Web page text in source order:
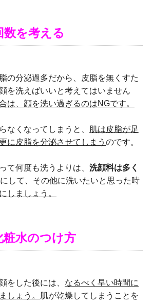
数を考える
の分泌過多だから、皮脂を無くすた
を洗えばいいと考えてはいません
は、顔を洗い過ぎるのはNGです。
なくなってしまうと、
肌は皮脂が足
に皮脂を分泌させてしまう のです。
て何度も洗うよりは、 洗顔料は多く
にして、その他に洗いたいと思った時
しましょう。
粧水のつけ方
をした後には、 なるべく早い時間に
しょう。
肌が乾燥してしまうことを